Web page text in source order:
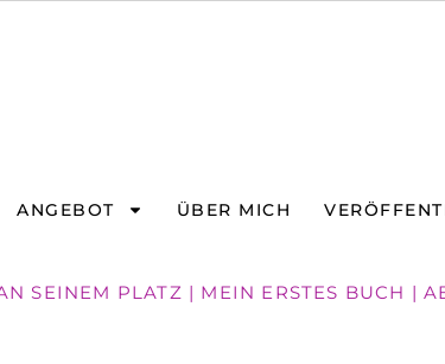
ANGEBOT ÜBER MICH
SEINEM PLATZ | MEIN ERSTES BUCH |